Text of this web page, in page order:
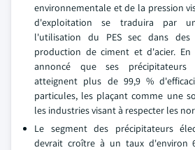
environnementale et de la pression
d'exploitation se traduira par
l'utilisation du PES sec dans
production de ciment et d'acier. En
annoncé que ses précipitateurs
atteignent plus de 99,9 %
particules, les plaçant comme une
les industries visant à respecter les
Le segment des précipitateurs
devrait croître à un taux d'environ